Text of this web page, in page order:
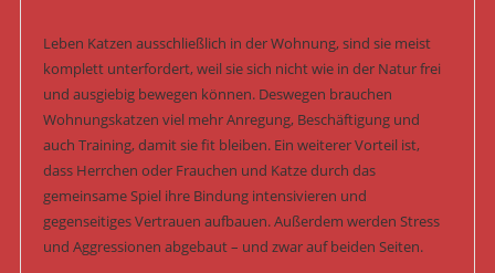
Leben Katzen ausschließlich in der Wohnung, sind sie meist
komplett unterfordert, weil sie sich nicht wie in der Natur frei
und ausgiebig bewegen können. Deswegen brauchen
Wohnungskatzen viel mehr Anregung, Beschäftigung und
auch Training, damit sie fit bleiben. Ein weiterer Vorteil ist,
dass Herrchen oder Frauchen und Katze durch das
gemeinsame Spiel ihre Bindung intensivieren und
gegenseitiges Vertrauen aufbauen. Außerdem werden Stress
und Aggressionen abgebaut – und zwar auf beiden Seiten.